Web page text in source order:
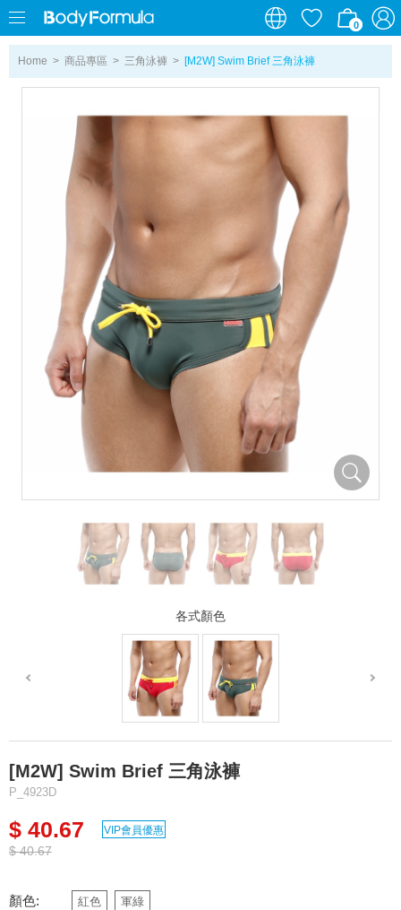
0
0
Home > 商品專區 > 三角泳褲 > [M2W] Swim Brief 三角泳褲
各式顏色
[M2W] Swim Brief 三角泳褲
P_4923D
$ 40.67
$ 40.67
VIP會員優惠
顏色: 紅色 軍綠